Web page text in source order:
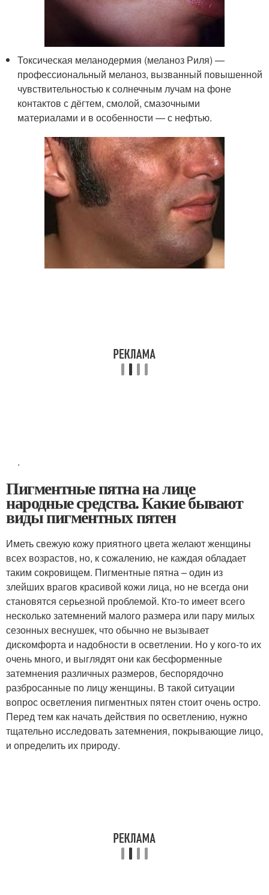
Токсическая меланодермия (меланоз Риля) —
профессиональный меланоз, вызванный повышенной
чувствительностью к солнечным лучам на фоне
контактов с дёгтем, смолой, смазочными
материалами и в особенности — с нефтью.
.
Пигментные пятна на лице
народные средства. Какие бывают
виды пигментных пятен
Иметь свежую кожу приятного цвета желают женщины
всех возрастов, но, к сожалению, не каждая обладает
таким сокровищем. Пигментные пятна – один из
злейших врагов красивой кожи лица, но не всегда они
становятся серьезной проблемой. Кто-то имеет всего
несколько затемнений малого размера или пару милых
сезонных веснушек, что обычно не вызывает
дискомфорта и надобности в осветлении. Но у кого-то их
очень много, и выглядят они как бесформенные
затемнения различных размеров, беспорядочно
разбросанные по лицу женщины. В такой ситуации
вопрос осветления пигментных пятен стоит очень остро.
Перед тем как начать действия по осветлению, нужно
тщательно исследовать затемнения, покрывающие лицо,
и определить их природу.